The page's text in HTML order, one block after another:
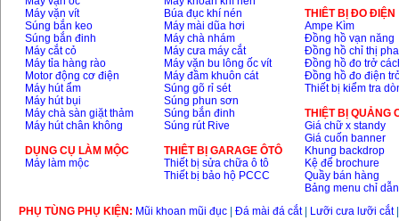
Máy vặn vít
Súng bắn keo
Súng bắn đinh
Máy cắt cỏ
Máy tỉa hàng rào
Motor động cơ điện
Máy hút ẩm
Máy hút bụi
Máy chà sàn giặt thảm
Máy hút chân không
DỤNG CỤ LÀM MỘC
Máy làm mộc
Búa đục khí nén
Máy mài dũa hơi
Máy chà nhám
Máy cưa máy cắt
Máy vặn bu lông ốc vít
Máy đầm khuôn cát
Súng gõ rỉ sét
Súng phun sơn
Súng bắn đinh
Súng rút Rive
THIÊT BỊ GARAGE ÔTÔ
Thiết bị sửa chữa ô tô
Thiết bị bảo hộ PCCC
THIÊT BỊ ĐO ĐIỆN
Ampe Kìm
Đồng hồ vạn năng
Đồng hồ chỉ thị pha
Đồng hồ đo trở
Đồng hồ đo điện
Thiết bị kiểm tra
THIỆT BỊ QUẢNG
Giá chữ x standy
Giá cuốn banner
Khung backdrop
Kệ để brochure
Quầy bán hàng
Bảng menu chỉ dẫn
PHỤ TÙNG PHỤ KIỆN: Mũi khoan mũi đục Đá mài đá cắt| Lưỡi cưa lưỡi cắt